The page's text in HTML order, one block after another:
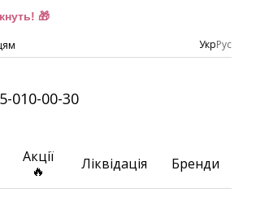
🎁
УкрРус
010-00-30
Акції
🔥
Ліквідація Бренди